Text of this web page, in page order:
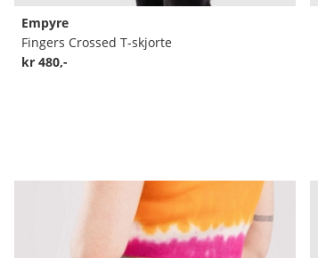
Empyre
Fingers Crossed T-skjorte
kr 480,-